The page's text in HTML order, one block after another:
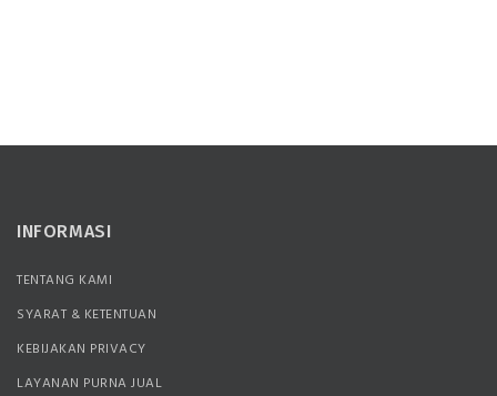
INFORMASI
TENTANG KAMI
SYARAT & KETENTUAN
KEBIJAKAN PRIVACY
LAYANAN PURNA JUAL